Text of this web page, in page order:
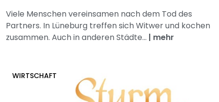
Viele Menschen vereinsamen nach dem Tod des
Partners. In Lüneburg treffen sich Witwer und kochen
zusammen. Auch in anderen Städte... | mehr
WIRTSCHAFT